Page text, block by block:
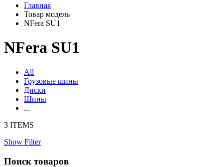
Главная
Товар модель
NFera SU1
NFera SU1
All
Грузовые шины
Диски
Шины
...
3 ITEMS
Show Filter
Поиск товаров